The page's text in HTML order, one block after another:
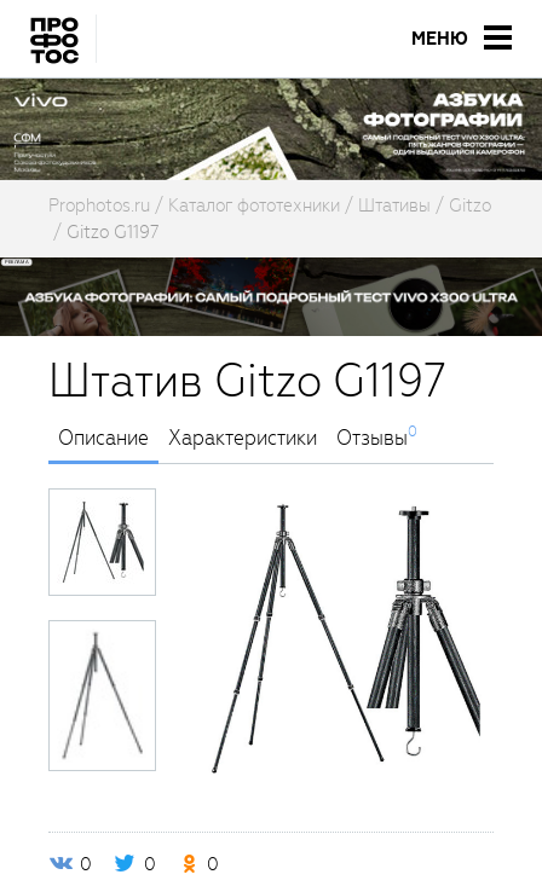
МЕНЮ
Prophotos.ru Каталог фототехники Штативы
Gitzo
Gitzo G1197
Штатив Gitzo G1197
Описание Характеристики Отзывы0
0 0 0